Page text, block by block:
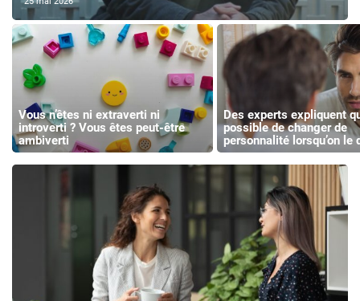
Vous n’êtes ni extraverti ni
introverti ? Vous êtes peut-être
ambiverti
Des experts expliquent
possible de changer de
personnalité lorsqu’on le